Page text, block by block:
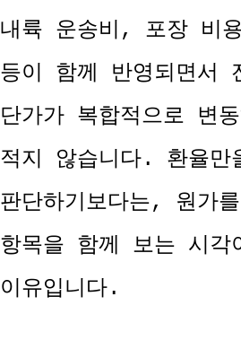
내륙 운송비, 포장 비
등이 함께 반영되면서
단가가 복합적으로 변
적지 않습니다. 환율만
판단하기보다는, 원가
항목을 함께 보는 시각
이유입니다.